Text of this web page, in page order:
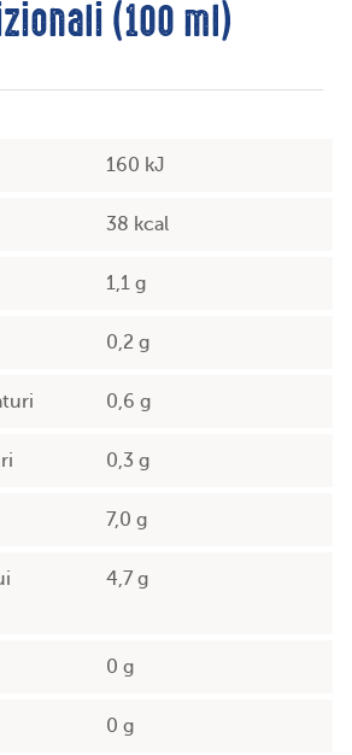
(100 ml)
160 kJ
38 kcal
1,1 g
0,2 g
0,6 g
0,3 g
7,0 g
4,7 g
0 g
0 g